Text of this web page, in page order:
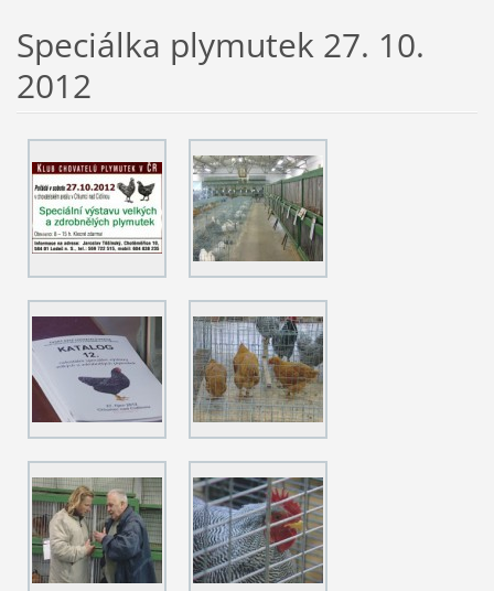
Speciálka plymutek 27. 10.
2012